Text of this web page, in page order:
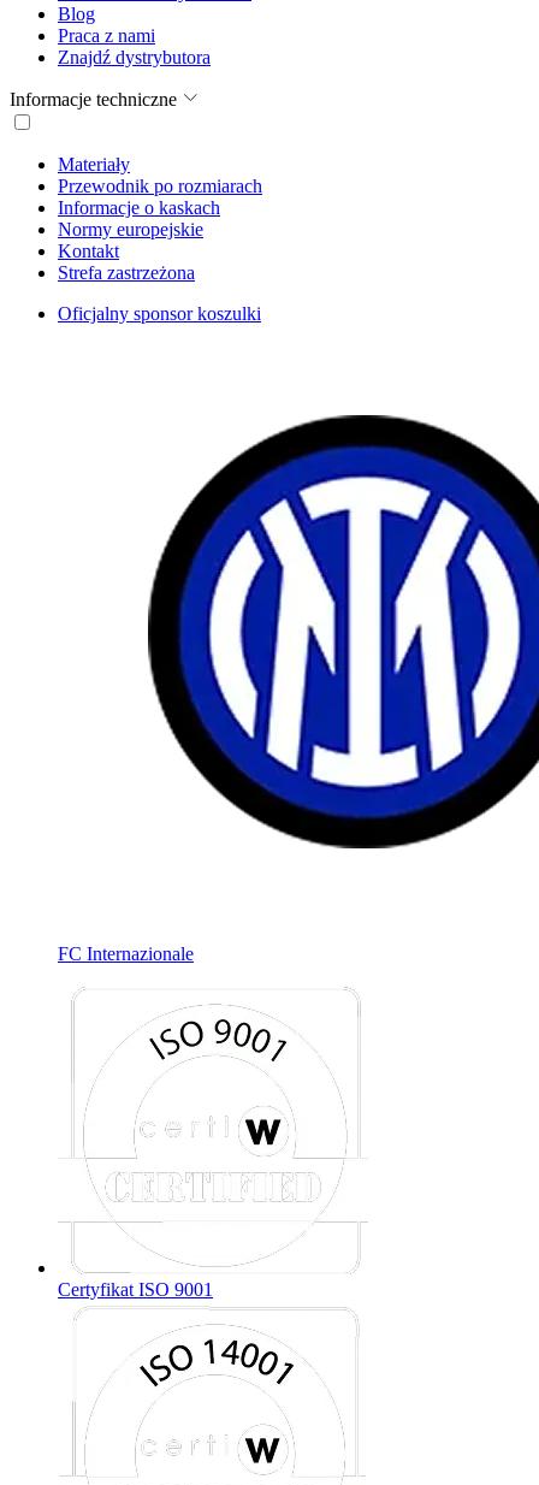
Blog
Praca z nami
Znajdź dystrybutora
Informacje techniczne
Materiały
Przewodnik po rozmiarach
Informacje o kaskach
Normy europejskie
Kontakt
Strefa zastrzeżona
Oficjalny sponsor koszulki
FC Internazionale
Certyfikat ISO 9001